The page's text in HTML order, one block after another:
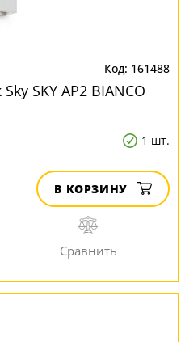
161488
SKY AP2 BIANCO
1 шт.
В КОРЗИНУ